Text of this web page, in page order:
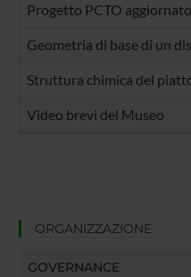
Progetto PCTO
Geometria di base di un
Struttura chimica del
Video brevi del Museo
ORGANIZZAZIONE
GOVERNANCE